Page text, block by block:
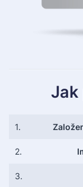
Jak
1.
2.
3.